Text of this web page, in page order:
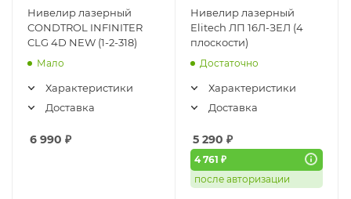
Нивелир лазерный
CONDTROL INFINITER
CLG 4D NEW (1-2-318)
Мало
Характеристики
Доставка
6 990 ₽
Нивелир лазерный
Elitech ЛП 16Л-ЗЕЛ (4
плоскости)
Достаточно
Характеристики
Доставка
5 290 ₽
4 761 ₽
после авторизации